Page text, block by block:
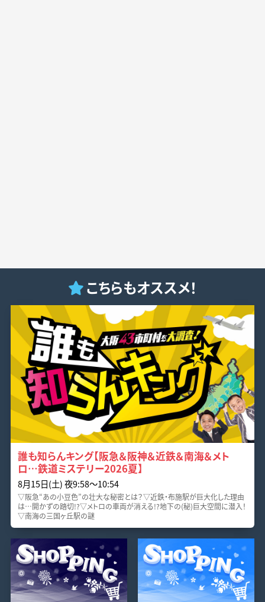
こちらもオススメ！
誰も知らんキング【阪急＆阪神＆近鉄＆南海＆メト
ロ…鉄道ミステリー2026夏】
8月15日(土) 夜9:58〜10:54
▽阪急“あの小豆色”の壮大な秘密とは？▽近鉄・布施駅が巨大化した理由
は…開かずの踏切!?▽メトロの車両が消える!?地下の(秘)巨大空間に潜入！
▽南海の三国ヶ丘駅の謎